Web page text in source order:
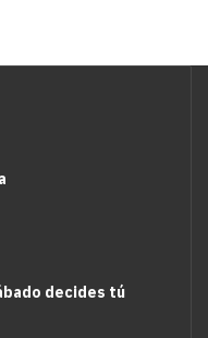
decides tú